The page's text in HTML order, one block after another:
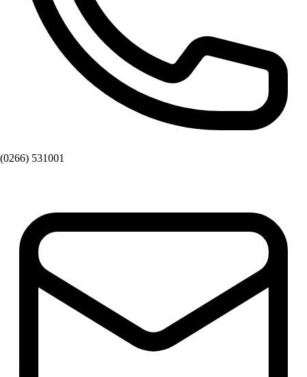
(0266) 531001